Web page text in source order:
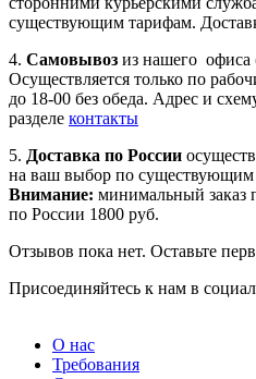
существующим тарифам.
4. Самовывоз из нашего офиса
Осуществляется только по
до 18-00 без обеда. Адрес и
разделе контакты
5. Доставка по России
на ваш выбор по существующим
Внимание: минимальный заказ
по России 1800 руб.
Отзывов пока нет. Оставьте
Присоединяйтесь к нам в
О нас
Требования